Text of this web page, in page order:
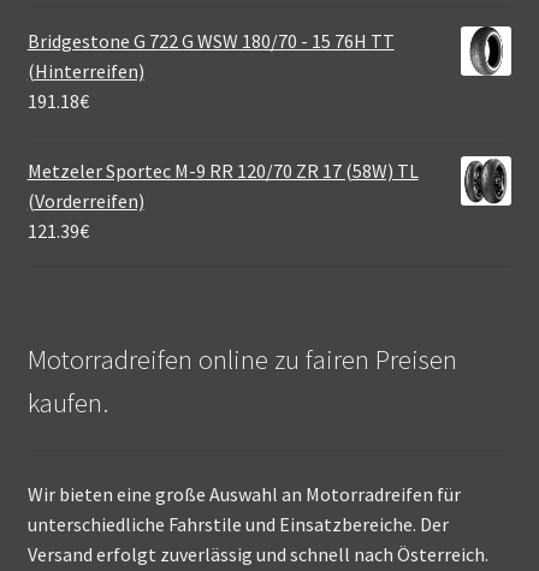
Bridgestone G 722 G WSW 180/70 - 15 76H TT
(Hinterreifen)
191.18€
Metzeler Sportec M-9 RR 120/70 ZR 17 (58W) TL
(Vorderreifen)
121.39€
Motorradreifen online zu fairen Preisen
kaufen.
Wir bieten eine große Auswahl an Motorradreifen für
unterschiedliche Fahrstile und Einsatzbereiche. Der
Versand erfolgt zuverlässig und schnell nach Österreich.